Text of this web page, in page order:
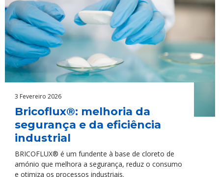
3 Fevereiro 2026
Bricoflux®: melhoria da
segurança e da eficiência
industrial
BRICOFLUX® é um fundente à base de cloreto de
amónio que melhora a segurança, reduz o consumo
e otimiza os processos industriais.